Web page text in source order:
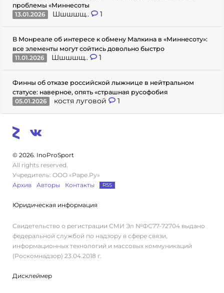
проблемы «Миннесоты
13.01.2026
Шшшшщ.. 1
В Монреале об интересе к обмену Малкина в «Миннесоту»:
все элементы могут сойтись довольно быстро
11.01.2026
Шшшшщ.. 1
Финны об отказе российской лыжнице в нейтральном
статусе: наверное, опять «страшная русофобия
05.01.2026
костя луговой 1
© 2026. InoProSport
All rights reserved.
Учредитель: ООО «Раре.Ру»
Архив
Авторы Контакты RSS
Юридическая информация
Свидетельство о регистрации СМИ Эл №ФС77-72704 выдано
федеральной службой по надзору в сфере связи,
информационных технологий и массовых коммуникаций
(Роскомнадзор) 23.04.2018 г.
Дисклеймер